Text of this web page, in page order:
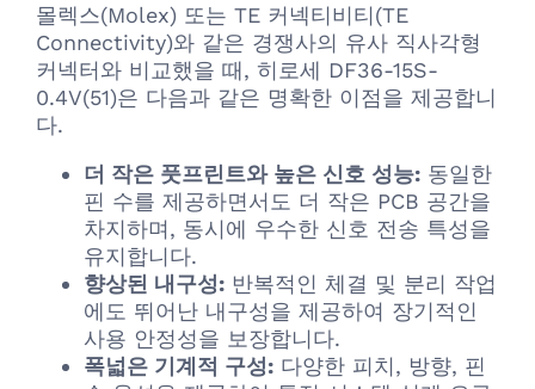
몰렉스(Molex) 또는 TE 커넥티비티(TE
Connectivity)와 같은 경쟁사의 유사 직사각형
커넥터와 비교했을 때, 히로세 DF36-15S-
0.4V(51)은 다음과 같은 명확한 이점을 제공합니
다.
더 작은 풋프린트와 높은 신호 성능: 동일한
핀 수를 제공하면서도 더 작은 PCB 공간을
차지하며, 동시에 우수한 신호 전송 특성을
유지합니다.
향상된 내구성: 반복적인 체결 및 분리 작업
에도 뛰어난 내구성을 제공하여 장기적인
사용 안정성을 보장합니다.
폭넓은 기계적 구성: 다양한 피치, 방향, 핀